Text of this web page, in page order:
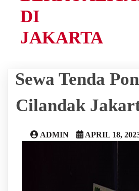
DI
JAKARTA
Sewa Tenda
Cilandak
ADMIN APRIL 18,